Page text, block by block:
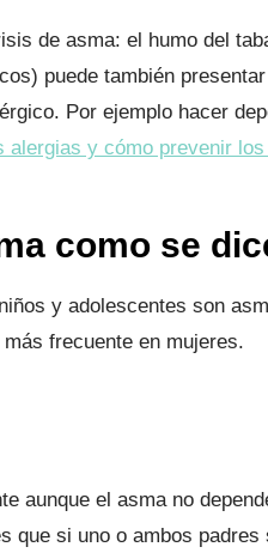
de asma: el humo del
puede también
Por ejemplo hacer
alergias y cómo prevenir
como se
y adolescentes son
frecuente en mujeres.
aunque el asma no
que si uno o ambos